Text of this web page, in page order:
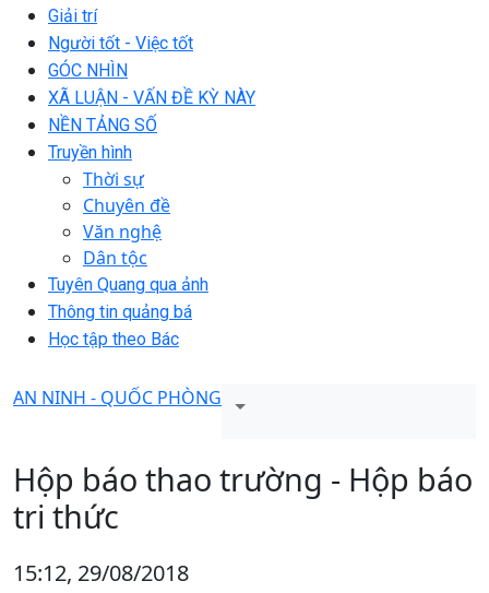
Giải trí
Người tốt - Việc tốt
GÓC NHÌN
XÃ LUẬN - VẤN ĐỀ KỲ NÀY
NỀN TẢNG SỐ
Truyền hình
Thời sự
Chuyên đề
Văn nghệ
Dân tộc
Tuyên Quang qua ảnh
Thông tin quảng bá
Học tập theo Bác
AN NINH - QUỐC PHÒNG
Hộp báo thao trường - Hộp báo
tri thức
15:12, 29/08/2018